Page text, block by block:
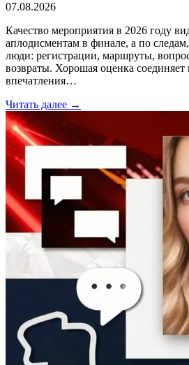
07.08.2026
Качество мероприятия в 2026 году
аплодисментам в финале, а по
люди: регистрации, маршруты,
возвраты. Хорошая оценка
впечатления…
Читать далее →